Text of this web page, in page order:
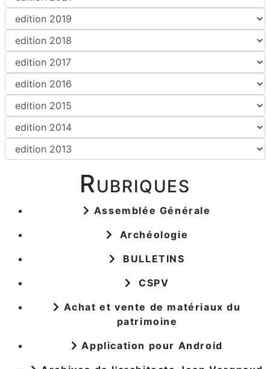
Rubriques
Assemblée Générale
Archéologie
BULLETINS
CSPV
Achat et vente de matériaux du
patrimoine
Application pour Android